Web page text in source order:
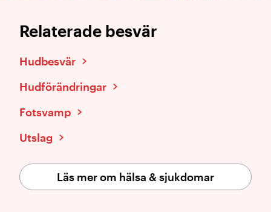
Relaterade besvär
Hudbesvär
Hudförändringar
Fotsvamp
Utslag
Läs mer om hälsa & sjukdomar